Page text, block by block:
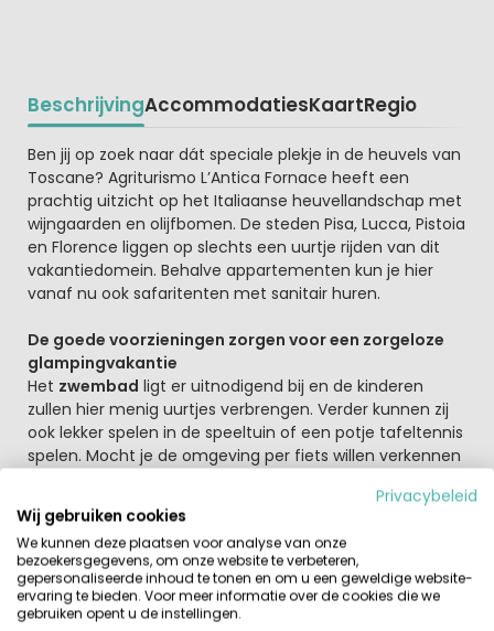
BeschrijvingAccommodatiesKaartRegio
Beschrijving
Ben jij op zoek naar dát speciale plekje in de heuvels van
Toscane? Agriturismo L’Antica Fornace heeft een
prachtig uitzicht op het Italiaanse heuvellandschap met
wijngaarden en olijfbomen. De steden Pisa, Lucca, Pistoia
en Florence liggen op slechts een uurtje rijden van dit
vakantiedomein. Behalve appartementen kun je hier
vanaf nu ook safaritenten met sanitair huren.
De goede voorzieningen zorgen voor een zorgeloze
glampingvakantie
Het zwembad ligt er uitnodigend bij en de kinderen
zullen hier menig uurtjes verbrengen. Verder kunnen zij
ook lekker spelen in de speeltuin of een potje tafeltennis
spelen. Mocht je de omgeving per fiets willen verkennen
bestaat er een mogelijkheid om per paard een en ander
te verkennen. Vraag het Julia en zij regelt het. Vanuit
deze charmante plek kun je verder mooie wandelingen
maken. Lekkerbekken kunnen zaterdag's op verzoek een
Italiaanse proeverij bijwonen. Verder kun je iedere
ochtend genieten van het ontbijt dat bij de huur van
Privacybeleid
Wij gebruiken cookies
We kunnen deze plaatsen voor analyse van onze
bezoekersgegevens, om onze website te verbeteren,
gepersonaliseerde inhoud te tonen en om u een geweldige website-
ervaring te bieden. Voor meer informatie over de cookies die we
gebruiken opent u de instellingen.